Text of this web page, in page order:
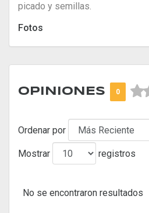
picado y semillas.
Fotos
OPINIONES 0
Ordenar por
Mostrar registros
No se encontraron resultados